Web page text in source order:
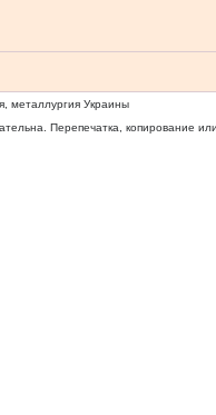
металлургия Украины
Перепечатка, копирование